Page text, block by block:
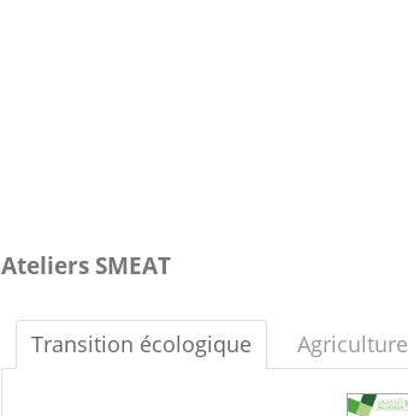
Ateliers SMEAT
Transition écologique Agriculture